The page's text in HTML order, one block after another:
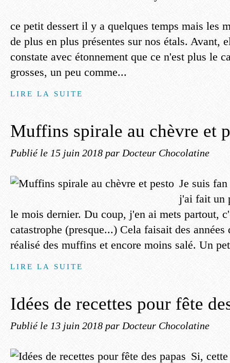
ce petit dessert il y a quelques temps mais les
de plus en plus présentes sur nos étals. Avant,
constate avec étonnement que ce n'est plus le
grosses, un peu comme...
LIRE LA SUITE
Muffins spirale au chèvre et
Publié le 15 juin 2018 par Docteur Chocolatine
Je suis
j'ai fait un
le mois dernier. Du coup, j'en ai mets partout,
catastrophe (presque...) Cela faisait des années
réalisé des muffins et encore moins salé. Un
LIRE LA SUITE
Idées de recettes pour fête
Publié le 13 juin 2018 par Docteur Chocolatine
Si,